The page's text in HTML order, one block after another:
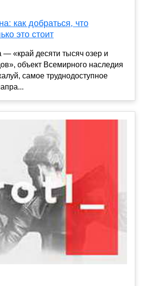
как добраться, что
это стоит
— «край десяти тысяч озер и
объект Всемирного наследия
самое труднодоступное